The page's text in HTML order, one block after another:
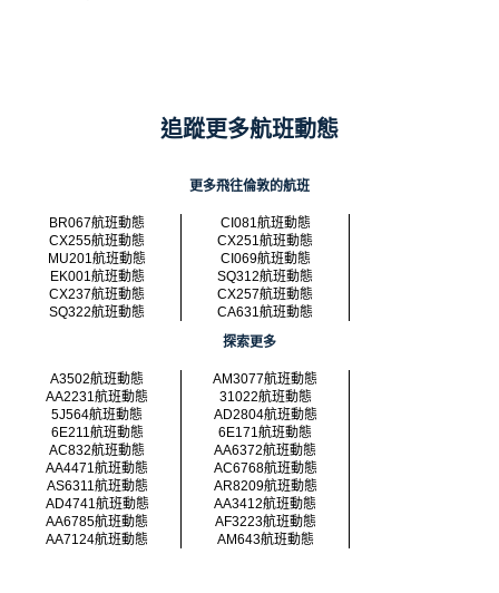
追蹤更多航班動態
更多飛往倫敦的航班
BR067航班動態
CI081航班動態
CX255航班動態
CX251航班動態
MU201航班動態
CI069航班動態
EK001航班動態
SQ312航班動態
CX237航班動態
CX257航班動態
SQ322航班動態
CA631航班動態
探索更多
A3502航班動態
AM3077航班動態
AA2231航班動態
31022航班動態
5J564航班動態
AD2804航班動態
6E211航班動態
6E171航班動態
AC832航班動態
AA6372航班動態
AA4471航班動態
AC6768航班動態
AS6311航班動態
AR8209航班動態
AD4741航班動態
AA3412航班動態
AA6785航班動態
AF3223航班動態
AA7124航班動態
AM643航班動態